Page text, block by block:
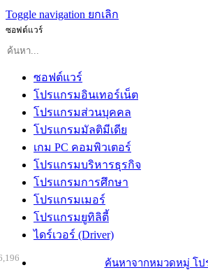
Toggle navigation ยกเลิก
ซอฟต์แวร์
ซอฟต์แวร์
โปรแกรมอินเทอร์เน็ต
โปรแกรมส่วนบุคคล
โปรแกรมมัลติมีเดีย
เกม PC คอมพิวเตอร์
โปรแกรมบริหารธุรกิจ
โปรแกรมการศึกษา
โปรแกรมเมอร์
โปรแกรมยูทิลิตี้
ไดร์เวอร์ (Driver)
ค้นหาจากหมวดหมู่ โป